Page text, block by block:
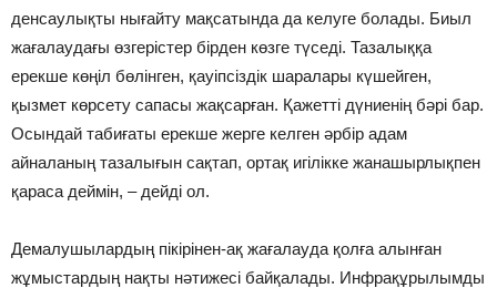
денсаулықты нығайту мақсатында да келуге болады. Биыл
жағалаудағы өзгерістер бірден көзге түседі. Тазалыққа
ерекше көңіл бөлінген, қауіпсіздік шаралары күшейген,
қызмет көрсету сапасы жақсарған. Қажетті дүниенің бәрі бар.
Осындай табиғаты ерекше жерге келген әрбір адам
айналаның тазалығын сақтап, ортақ игілікке жанашырлықпен
қараса деймін, – дейді ол.
Демалушылардың пікірінен-ақ жағалауда қолға алынған
жұмыстардың нақты нәтижесі байқалады. Инфрақұрылымды